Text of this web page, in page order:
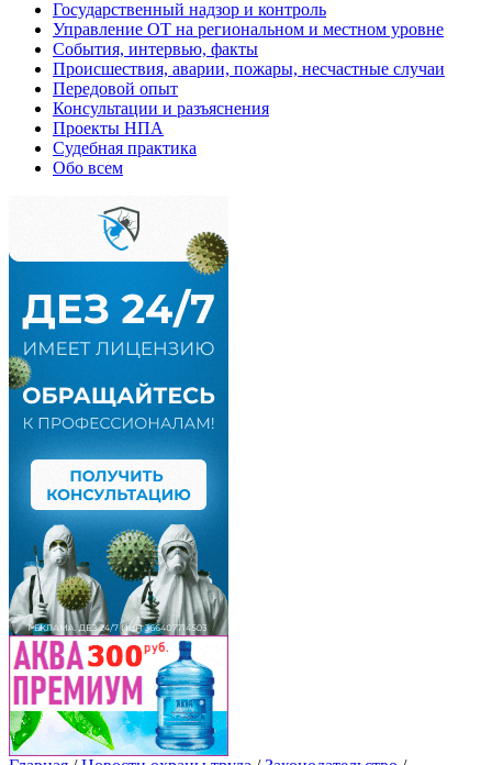
Государственный надзор и контроль
Управление ОТ на региональном и местном уровне
События, интервью, факты
Происшествия, аварии, пожары, несчастные случаи
Передовой опыт
Консультации и разъяснения
Проекты НПА
Судебная практика
Обо всем